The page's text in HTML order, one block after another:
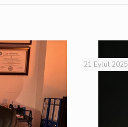
21 Eylül 2025